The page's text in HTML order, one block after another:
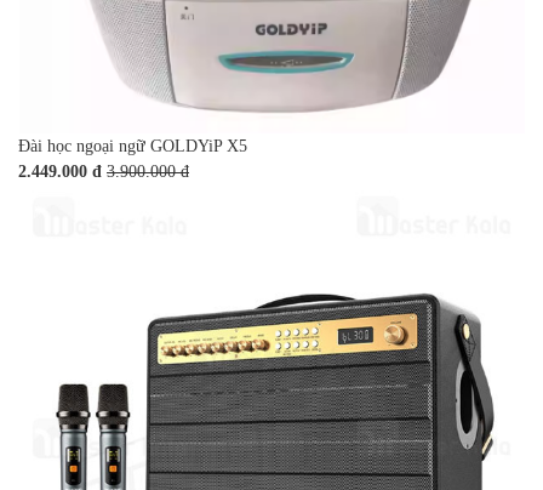
Đài học ngoại ngữ GOLDYiP X5
2.449.000 đ 3.900.000 đ